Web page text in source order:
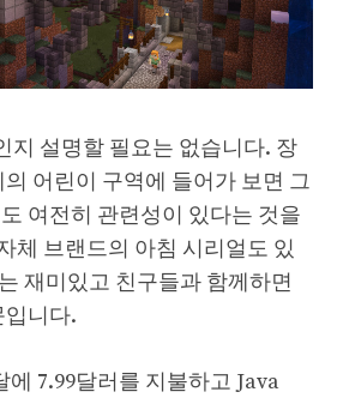
설명할 필요는 없습니다. 장
어린이 구역에 들어가 보면 그
여전히 관련성이 있다는 것을
체 브랜드의 아침 시리얼도 있
재미있고 친구들과 함께하면
입니다.
에 7.99달러를 지불하고 Java